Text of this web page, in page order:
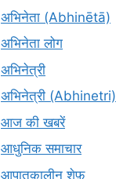
अभिनेता (Abhinētā)
अभिनेता लोग
अभिनेत्री
अभिनेत्री (Abhinetri)
आज की खबरें
आधुनिक समाचार
आपातकालीन शेफ़